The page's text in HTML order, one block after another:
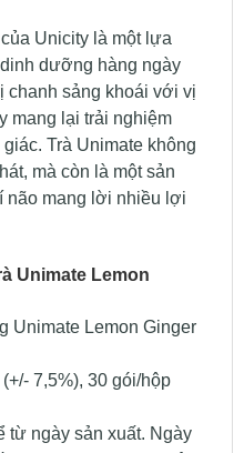
Unicity là một lựa
dưỡng hàng ngày
chanh sảng khoái với vị
mang lại trải nghiệm
Trà Unimate không
mà còn là một sản
não mang lời nhiều lợi
Unimate Lemon
Unimate Lemon Ginger
7,5%), 30 gói/hộp
từ ngày sản xuất. Ngày